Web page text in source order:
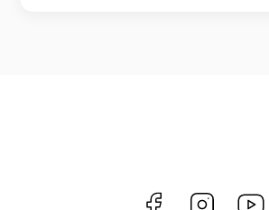
Facebook Instagram